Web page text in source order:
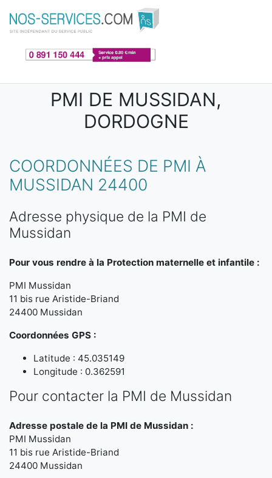
Aller au contenu principal
PMI DE MUSSIDAN,
DORDOGNE
COORDONNÉES DE PMI À
MUSSIDAN 24400
Adresse physique de la PMI de
Mussidan
Pour vous rendre à la Protection maternelle et infantile :
PMI Mussidan
11 bis rue Aristide-Briand
24400 Mussidan
Coordonnées GPS :
Latitude : 45.035149
Longitude : 0.362591
Pour contacter la PMI de Mussidan
Adresse postale de la PMI de Mussidan :
PMI Mussidan
11 bis rue Aristide-Briand
24400 Mussidan